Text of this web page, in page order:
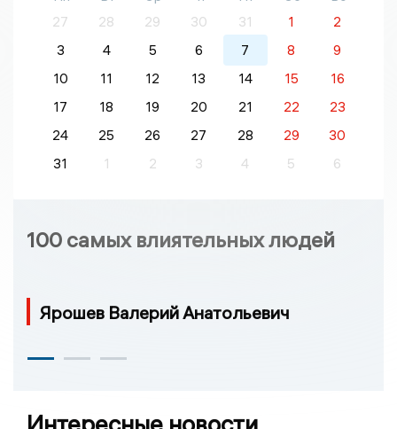
27
28 29 30 31 1
2
3
4 5 6 7 8
9
10
11 12 13 14 15
16
17
18 19 20 21 22
23
24
25 26 27 28 29
30
31
1 2 3 4 5 6
100 самых влиятельных людей
Ярошев Валерий Анатольевич